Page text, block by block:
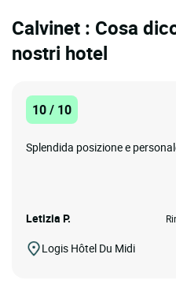
Calvinet : Cosa
nostri hotel
10 / 10
Splendida posizione e
Letizia P.
Logis Hôtel Du Midi